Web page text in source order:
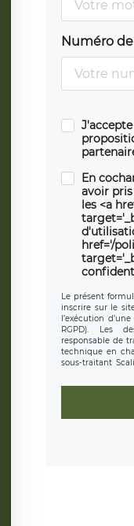
Numéro
En
avoir
les <a
href='/
Le présent
inscrire sur le
l’exécution
RGPD). Les
responsable de
technique en
sous-traitant
toute personne
d’inscription est
protection
sont conservées